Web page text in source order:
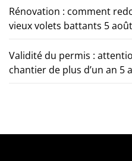
Rénovation : comment
vieux volets battants 5
Validité du permis :
chantier de plus d’un an 5